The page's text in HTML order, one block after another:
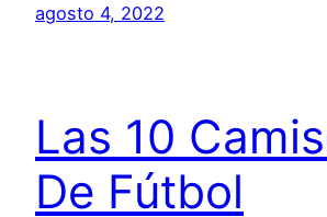
agosto 4, 2022
Las 10
De Fútbol